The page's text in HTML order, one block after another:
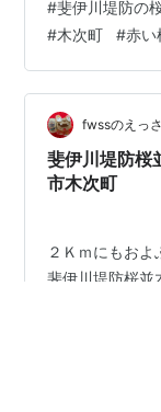
です。朝か ら
一 番赤い色の
んばっていきま
#斐伊川堤防の
#木次町 #赤い
fwssのえっ
斐伊川堤防桜
市木次町